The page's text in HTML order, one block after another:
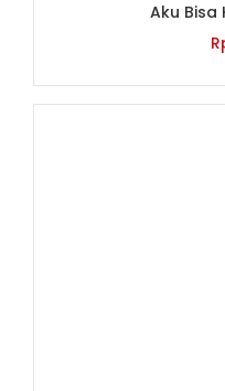
Aku Bisa